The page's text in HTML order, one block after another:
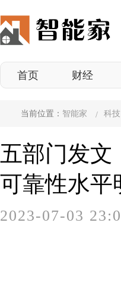
首页 财经
当前位置： 智能家 科技
五部门发文
可靠性水平
2023-07-03